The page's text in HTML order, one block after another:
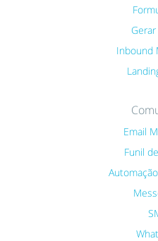
Inbound
Email
Funil